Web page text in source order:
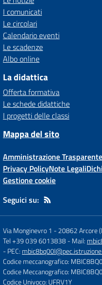
I comunicati
Le circolari
Calendario eventi
Le scadenze
Albo online
La didattica
Offerta formativa
Le schede didattiche
I progetti delle classi
Mappa del sito
Amministrazione Trasparente
Privacy PolicyNote Legali
Gestione cookie
Seguici su:
Via Monginevro 1 - 20862 Arcore
Tel +39 039 6013838- Mail:
- PEC:
Codice meccanografico:
Codice Meccanografico:
Codice Univoco: UFRV1Y